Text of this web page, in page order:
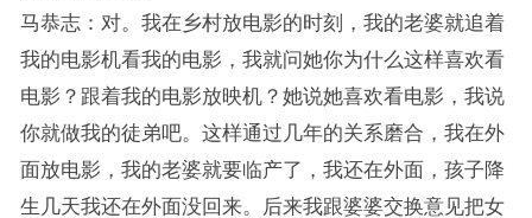
马恭志：对。我在乡村放电影的时刻，我的老婆就追着
我的电影机看我的电影，我就问她你为什么这样喜欢看
电影？跟着我的电影放映机？她说她喜欢看电影，我说
你就做我的徒弟吧。这样通过几年的关系磨合，我在外
面放电影，我的老婆就要临产了，我还在外面，孩子降
生几天我还在外面没回来。后来我跟婆婆交换意见把女